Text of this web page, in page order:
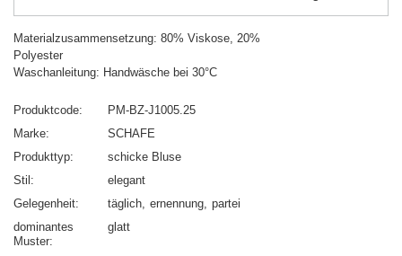
Materialzusammensetzung: 80% Viskose, 20%
Polyester
Waschanleitung: Handwäsche bei 30°C
Produktcode
PM-BZ-J1005.25
Marke
SCHAFE
Produkttyp
schicke Bluse
Stil
elegant
Gelegenheit
täglich ernennung partei
dominantes
Muster
glatt